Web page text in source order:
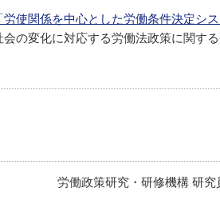
使関係を中心とした労働条件決定シ
の変化に対応する労働法政策に関す
労働政策研究・研修機構 研究